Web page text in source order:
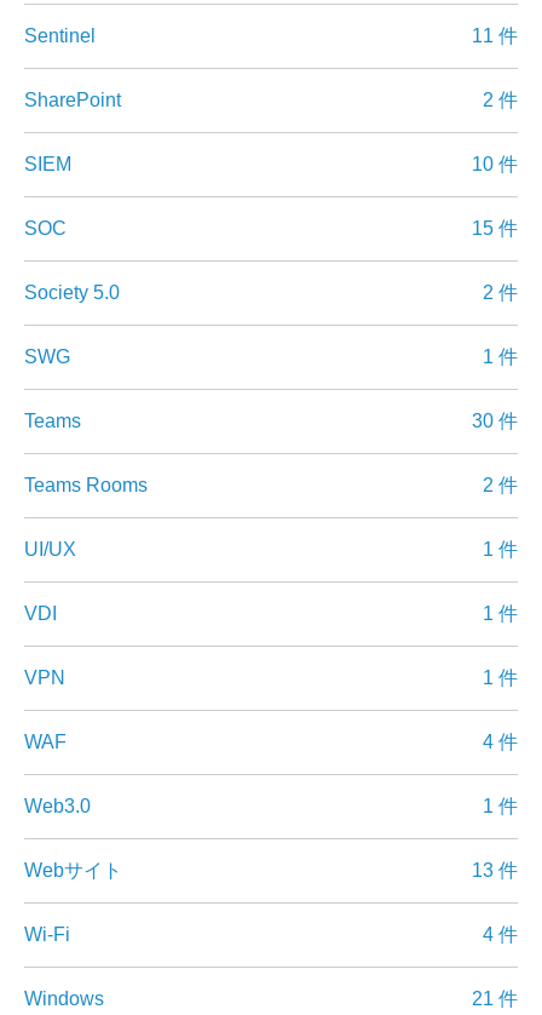
Sentinel 11 件
SharePoint 2 件
SIEM 10 件
SOC 15 件
Society 5.0 2 件
SWG 1 件
Teams 30 件
Teams Rooms 2 件
UI/UX 1 件
VDI 1 件
VPN 1 件
WAF 4 件
Web3.0 1 件
Webサイト 13 件
Wi-Fi 4 件
Windows 21 件